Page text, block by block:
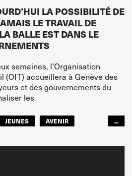
LA POSSIBILITÉ DE
LE TRAVAIL DE
BALLE EST DANS LE
semaines, l’Organisation
(OIT) accueillera à Genève des
et des gouvernements du
les
JEUNES
AVENIR
...